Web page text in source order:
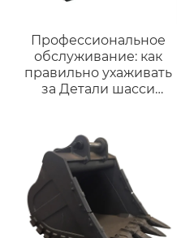
Профессиональное
обслуживание: как
правильно ухаживать
за Детали шасси